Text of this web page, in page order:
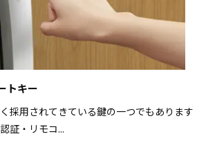
トキー
採用されてきている鍵の一つでもあります
証・リモコ...